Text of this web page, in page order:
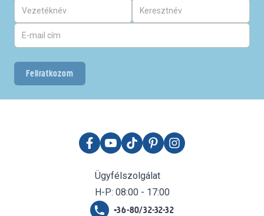
Feliratkozom
Ügyfélszolgálat
H-P: 08:00 - 17:00
+36-80/32-32-32